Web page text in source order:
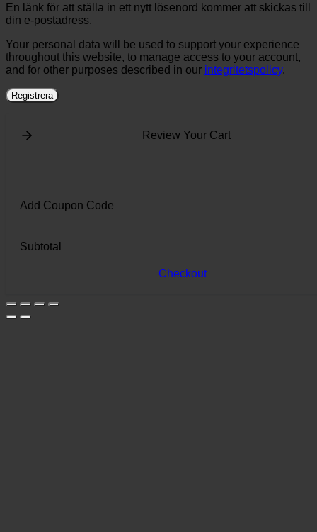
En länk för att ställa in ett nytt lösenord kommer att skickas till
din e-postadress.
Your personal data will be used to support your experience
throughout this website, to manage access to your account,
and for other purposes described in our integritetspolicy.
Registrera
Review Your Cart
Add Coupon Code
Subtotal
Checkout